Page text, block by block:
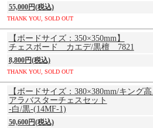
55,000円(税込)
THANK YOU, SOLD OUT
【ボードサイズ：350×350mm】
チェスボード カエデ/黒檀 7821
8,800円(税込)
THANK YOU, SOLD OUT
【ボードサイズ：380×380mm/キング高
アラバスターチェスセット
-白/黒-(14MF-1)
50,600円(税込)